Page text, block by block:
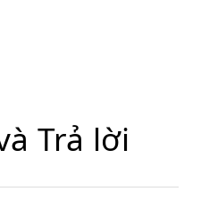
Trả lời